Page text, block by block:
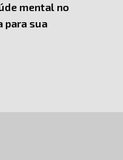
mental no
para sua